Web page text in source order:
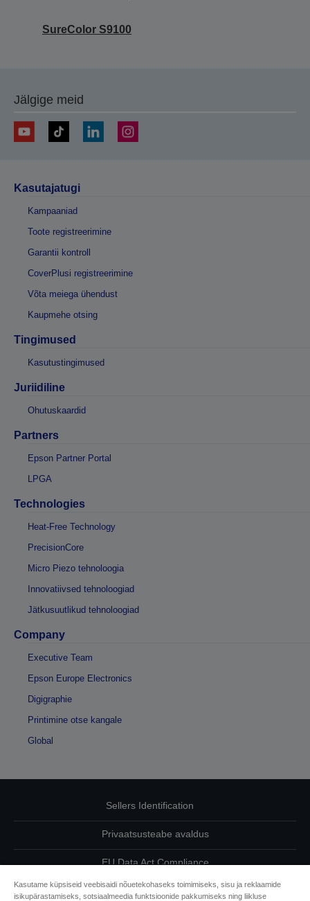
SureColor S9100
Jälgige meid
Kasutajatugi
Kampaaniad
Toote registreerimine
Garantii kontroll
CoverPlusi registreerimine
Võta meiega ühendust
Kaupmehe otsing
Tingimused
Kasutustingimused
Juriidiline
Ohutuskaardid
Partners
Epson Partner Portal
LPGA
Technologies
Heat-Free Technology
PrecisionCore
Micro Piezo tehnoloogia
Innovatiivsed tehnoloogiad
Jätkusuutlikud tehnoloogiad
Company
Executive Team
Epson Europe Electronics
Digigraphie
Printimine otse kangale
Global
Sellers Identification
Privaatsusteabe avaldus
EU Data Act Compliance
Võtke meiega oma andmete osas ühendust
Kasutame küpsiseid veebisaidi nõuetekohaseks toimimiseks, sisu ja reklaamide
isikupärastamiseks, sotsiaalmeedia funktsioonide pakkumiseks ning liikluse